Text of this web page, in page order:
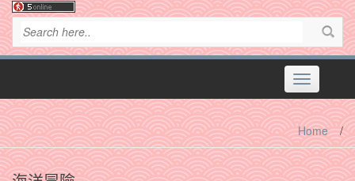
Toggle
navigation
Home /